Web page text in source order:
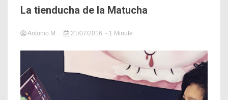
La tienducha de la Matucha
Antonio M.
21/07/2016
Sin
categoría
Tagged
Vazquez
Cilia,
Antonio
Mendoza,
- 1 Minute